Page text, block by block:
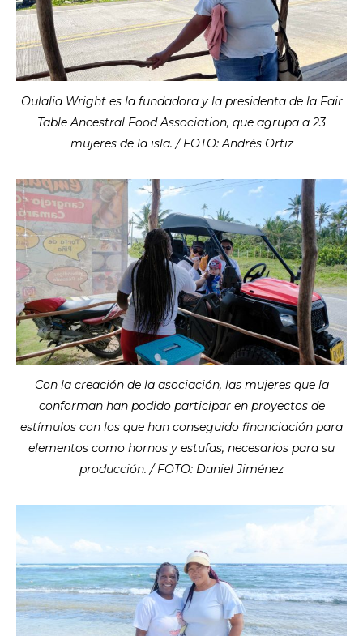
Oulalia Wright es la fundadora y la presidenta de la Fair
Table Ancestral Food Association, que agrupa a 23
mujeres de la isla. / FOTO: Andrés Ortiz
Con la creación de la asociación, las mujeres que la
conforman han podido participar en proyectos de
estímulos con los que han conseguido financiación para
elementos como hornos y estufas, necesarios para su
producción. / FOTO: Daniel Jiménez